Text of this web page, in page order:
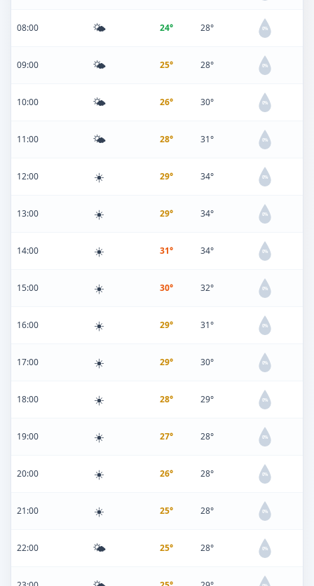
08:00 🌤️ 24° 28° 0%
09:00 🌤️ 25° 28° 0%
10:00 🌤️ 26° 30° 0%
11:00 🌤️ 28° 31° 0%
12:00 ☀️ 29° 34° 0%
13:00 ☀️ 29° 34° 0%
14:00 ☀️ 31° 34° 0%
15:00 ☀️ 30° 32° 0%
16:00 ☀️ 29° 31° 0%
17:00 ☀️ 29° 30° 0%
18:00 ☀️ 28° 29° 0%
19:00 ☀️ 27° 28° 0%
20:00 ☀️ 26° 28° 0%
21:00 ☀️ 25° 28° 0%
22:00 🌤️ 25° 28° 0%